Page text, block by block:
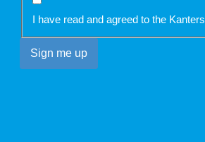
I have read and agreed to the Kanters